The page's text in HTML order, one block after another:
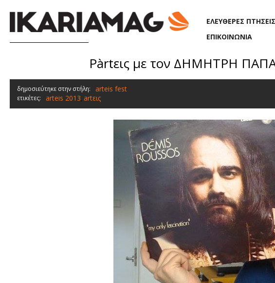
ΕΛΕΥΘΕΡΕΣ ΠΤΗΣΕΙΣ
ΕΠΙΚΟΙΝΩΝΙΑ
Pàrtεις με τον ΔΗΜΗΤΡΗ
δημοσιεύτηκε στην στήλη: arteis fest
ετικέτες: arteis 2013, artεις